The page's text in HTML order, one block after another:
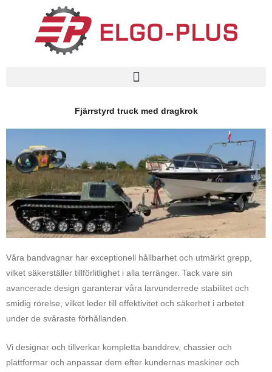
Fjärrstyrd truck med dragkrok
Våra bandvagnar har exceptionell hållbarhet och utmärkt grepp,
vilket säkerställer tillförlitlighet i alla terränger. Tack vare sin
avancerade design garanterar våra larvunderrede stabilitet och
smidig rörelse, vilket leder till effektivitet och säkerhet i arbetet
under de svåraste förhållanden.
Vi designar och tillverkar kompletta banddrev, chassier och
plattformar och anpassar dem efter kundernas maskiner och